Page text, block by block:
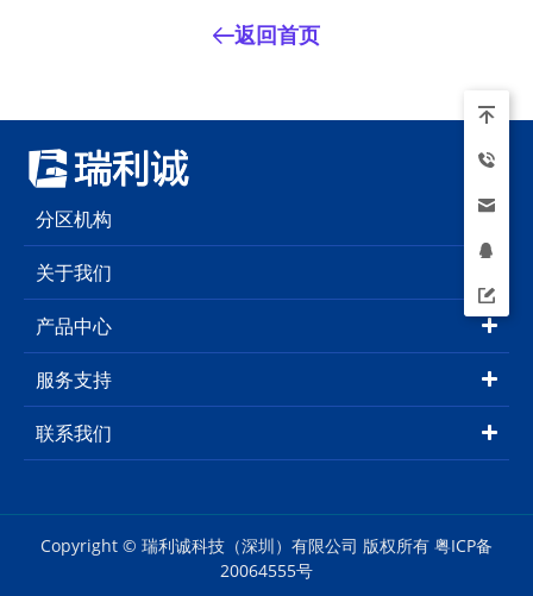
返回首页
分区机构
关于我们
产品中心
服务支持
联系我们
Copyright © 瑞利诚科技（深圳）有限公司 版权所有 粤ICP备
20064555号